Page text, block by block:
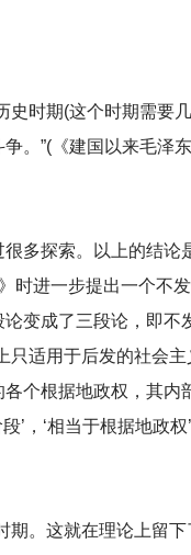
时期(这个时期需要
。”(《建国以来毛
多探索。以上的结
时进一步提出一个不
变成了三段论，即
适用于后发的社会
个根据地政权，其
’，‘相当于根据地政
期。这就在理论上留